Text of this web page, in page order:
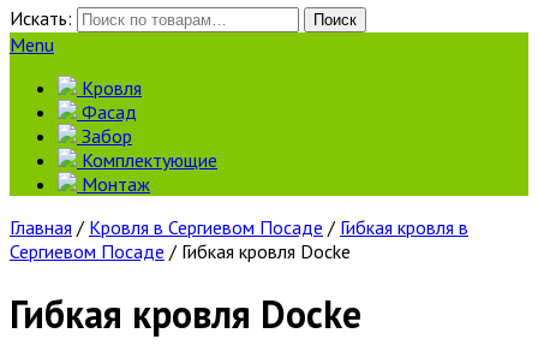
Искать:
Поиск
Menu
Кровля
Фасад
Забор
Комплектующие
Монтаж
Главная / Кровля в Сергиевом Посаде / Гибкая кровля в
Сергиевом Посаде / Гибкая кровля Docke
Гибкая кровля Docke